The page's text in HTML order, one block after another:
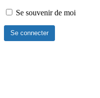
Se souvenir de moi